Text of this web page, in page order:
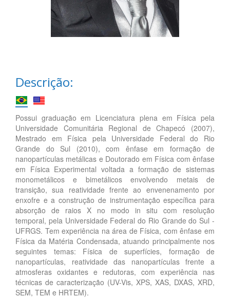
Descrição:
Possui graduação em Licenciatura plena em Física pela
Universidade Comunitária Regional de Chapecó (2007),
Mestrado em Física pela Universidade Federal do Rio
Grande do Sul (2010), com ênfase em formação de
nanopartículas metálicas e Doutorado em Física com ênfase
em Física Experimental voltada a formação de sistemas
monometálicos e bimetálicos envolvendo metais de
transição, sua reatividade frente ao envenenamento por
enxofre e a construção de instrumentação específica para
absorção de raios X no modo in situ com resolução
temporal, pela Universidade Federal do Rio Grande do Sul -
UFRGS. Tem experiência na área de Física, com ênfase em
Física da Matéria Condensada, atuando principalmente nos
seguintes temas: Física de superfícies, formação de
nanopartículas, reatividade das nanopartículas frente a
atmosferas oxidantes e redutoras, com experiência nas
técnicas de caracterização (UV-Vis, XPS, XAS, DXAS, XRD,
SEM, TEM e HRTEM).